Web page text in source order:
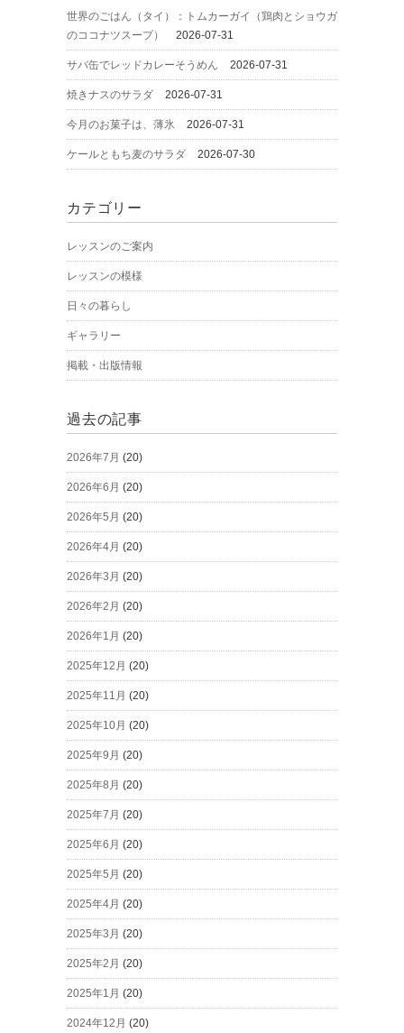
世界のごはん（タイ）：トムカーガイ（鶏肉とショウガ
のココナツスープ）
2026-07-31
サバ缶でレッドカレーそうめん 2026-07-31
焼きナスのサラダ 2026-07-31
今月のお菓子は、薄氷 2026-07-31
ケールともち麦のサラダ 2026-07-30
カテゴリー
レッスンのご案内
レッスンの模様
日々の暮らし
ギャラリー
掲載・出版情報
過去の記事
2026年7月 (20)
2026年6月 (20)
2026年5月 (20)
2026年4月 (20)
2026年3月 (20)
2026年2月 (20)
2026年1月 (20)
2025年12月 (20)
2025年11月 (20)
2025年10月 (20)
2025年9月 (20)
2025年8月 (20)
2025年7月 (20)
2025年6月 (20)
2025年5月 (20)
2025年4月 (20)
2025年3月 (20)
2025年2月 (20)
2025年1月 (20)
2024年12月 (20)